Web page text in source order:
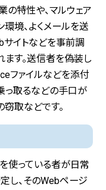
の特性や、マルウェア
境、よくメールを送
サイトなどを事前調
す。送信者を偽装し
ファイルなどを添付
っ取るなどの手口が
取などです。
使っている者が日常
し、そのWebページ